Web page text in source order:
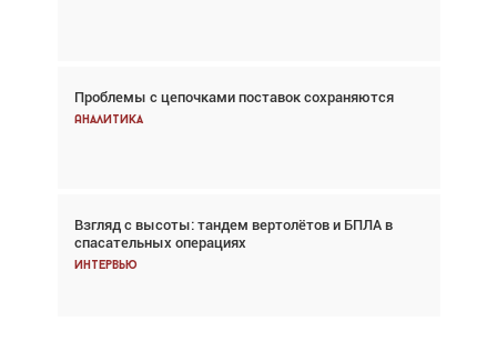
Проблемы с цепочками поставок сохраняются
Аналитика
Взгляд с высоты: тандем вертолётов и БПЛА в
спасательных операциях
Интервью
Впервые с 2024 года глобальный трафик
снижается три недели подряд
Частный самолёт – это актив. Подходите к
покупке соответствующим образом
Интервью